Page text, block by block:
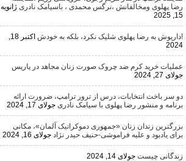
ومخالفانش ،نرگس محمدی ، باسیامک نادری ژانویه
به رضا پهلوی شلیک نکرد، بلکه به خودش
اکتبر 18,
خرید کرم ضد چروک صورت زنان مجاهد در پاریس
انتخابات، درس از ترور ترامپ، ضرورت ارائه
و منشور رضا پهلوی با سیامک نادری جولای 17, 2024
زندان زنان «جمهوری دموکراتیک آلمان»، مکانی
و علیه فراموشی-حنیف حیدر نژاد جولای 16, 2024
چیست جولای 14, 2024